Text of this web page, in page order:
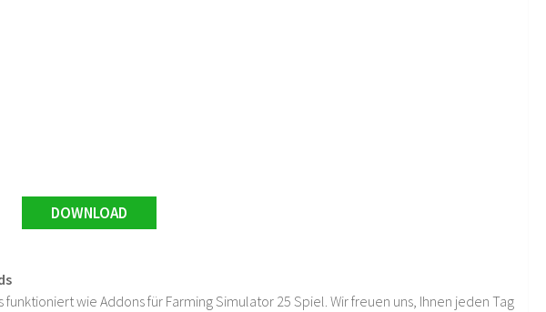
DOWNLOAD
wie Addons für Farming Simulator 25 Spiel. Wir freuen uns, Ihnen jeden Tag